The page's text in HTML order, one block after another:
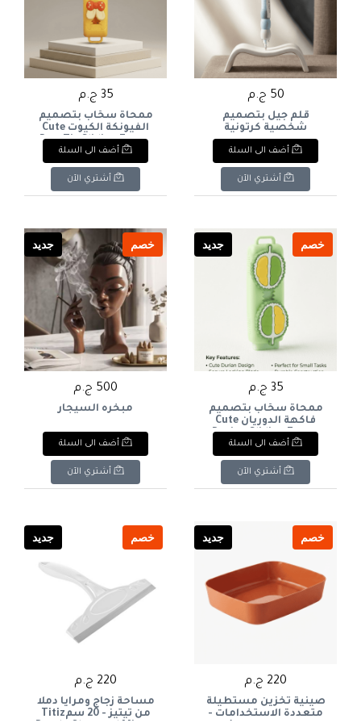
50 ج.م
قلم جيل بتصميم
شخصية كرتونية
مضحكة بابتسامة
عريضة Cute Big Eyes
Cartoon Gel Pen
أضف الى السلة
أشتري الآن
35 ج.م
ممحاة سحّاب بتصميم
الفيونكة الكيوت Cute
Bow Tie Sliding Eraser
أضف الى السلة
أشتري الآن
خصم جديد
35 ج.م
ممحاة سحّاب بتصميم
فاكهة الدوريان Cute
Durian Sliding Eraser
أضف الى السلة
أشتري الآن
خصم جديد
500 ج.م
مبخره السيجار
أضف الى السلة
أشتري الآن
خصم جديد
220 ج.م
صينية تخزين مستطيلة
متعددة الاستخدامات -
خصم جديد
220 ج.م
مساحة زجاج ومرايا دملا
من تيتيز - 20 سمTitiz